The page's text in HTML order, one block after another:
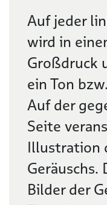
Auf jeder
wird in
Großdruck
ein Ton
Auf der
Seite
Illustration
Geräuschs.
Bilder der